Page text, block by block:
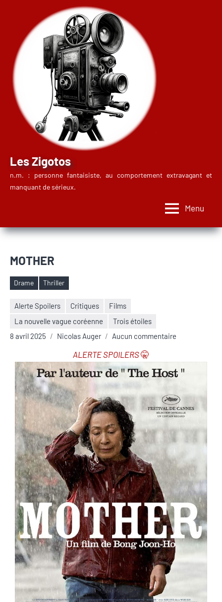
contenu
Les Zigotos
n.m. : personne fantaisiste, au comportement extravagant et
manquant de sérieux.
Menu
MOTHER
Étiquettes
Drame Thriller
Alerte Spoilers Critiques
Films
La nouvelle vague coréenne
Trois étoiles
8 avril 2025
Nicolas Auger Aucun commentaire